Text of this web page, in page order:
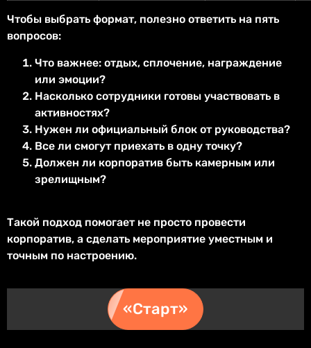
Чтобы выбрать формат, полезно ответить на пять
вопросов:
Что важнее: отдых, сплочение, награждение
или эмоции?
Насколько сотрудники готовы участвовать в
активностях?
Нужен ли официальный блок от руководства?
Все ли смогут приехать в одну точку?
Должен ли корпоратив быть камерным или
зрелищным?
Такой подход помогает не просто провести
корпоратив, а сделать мероприятие уместным и
точным по настроению.
«Старт»